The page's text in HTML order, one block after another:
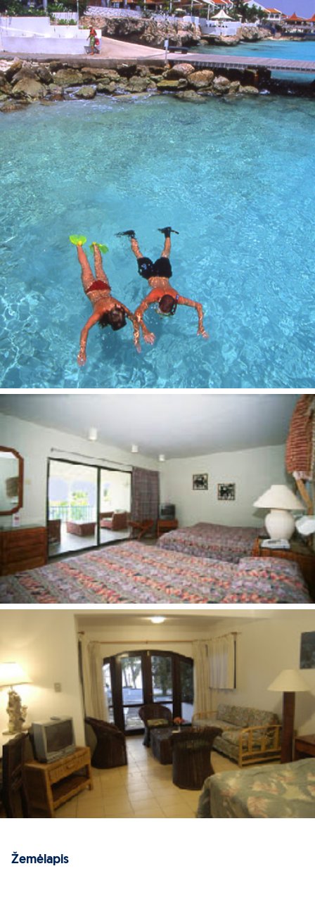
Žemėlapis
nuo kelionės kainos